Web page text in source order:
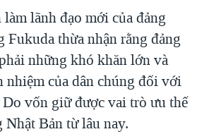
lãnh đạo mới của đảng
Fukuda thừa nhận rằng đảng
những khó khăn lớn và
nhiệm của dân chúng đối với
vốn giữ được vai trò ưu thế
Bản từ lâu nay.